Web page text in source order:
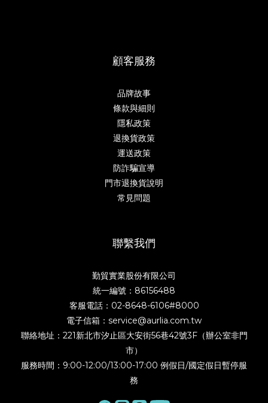
顧客服務
品牌故事
條款與細則
隱私政策
退換貨政策
運送政策
防詐騙宣導
門市退換貨說明
常見問題
聯繫我們
勤貿實業股份有限公司
統一編號：86156488
客服電話：02-8648-6106#8000
電子信箱：service@aurlia.com.tw
聯絡地址：221新北市汐止區大安街56巷42號3F（辦公室非門
市）
服務時間：9:00-12:00/13:00-17:00 例假日/國定假日暫停服
務